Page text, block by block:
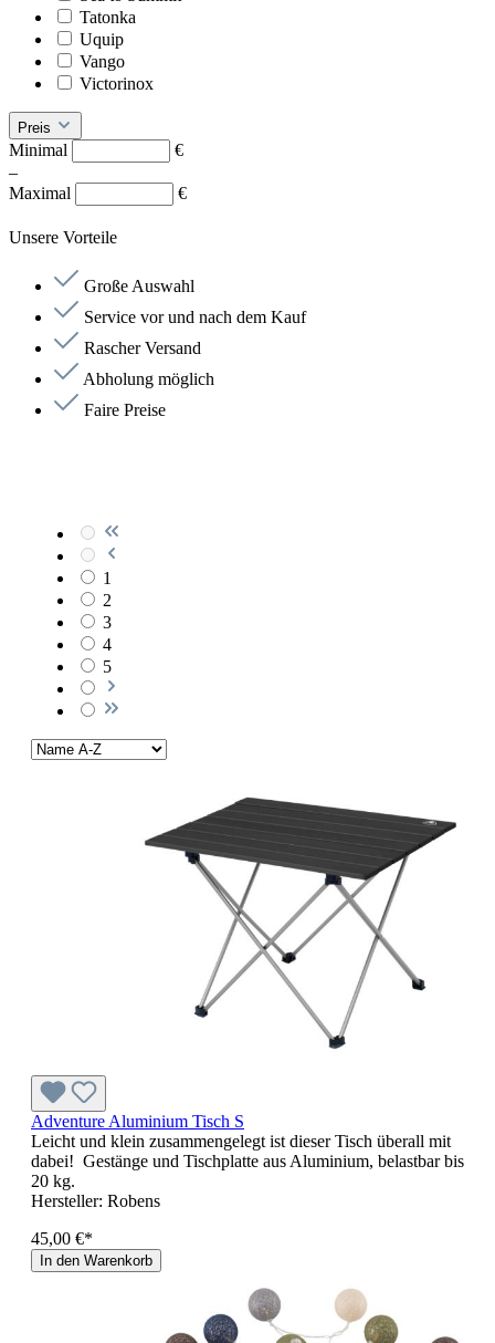
Tatonka
Uquip
Vango
Victorinox
Preis
Minimal
€
–
Maximal
€
Unsere Vorteile
Große Auswahl
Service vor und nach dem Kauf
Rascher Versand
Abholung möglich
Faire Preise
1
2
3
4
5
Adventure Aluminium Tisch S
Leicht und klein zusammengelegt ist dieser Tisch überall mit
dabei! Gestänge und Tischplatte aus Aluminium, belastbar bis
20 kg.
Hersteller: Robens
45,00 €*
In den Warenkorb